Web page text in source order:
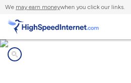
We may earn moneywhen you click our links.